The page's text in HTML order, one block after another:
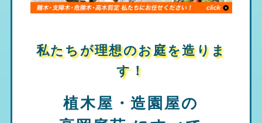
私たちが理想のお庭を造りま
す！
植木屋・造園屋の